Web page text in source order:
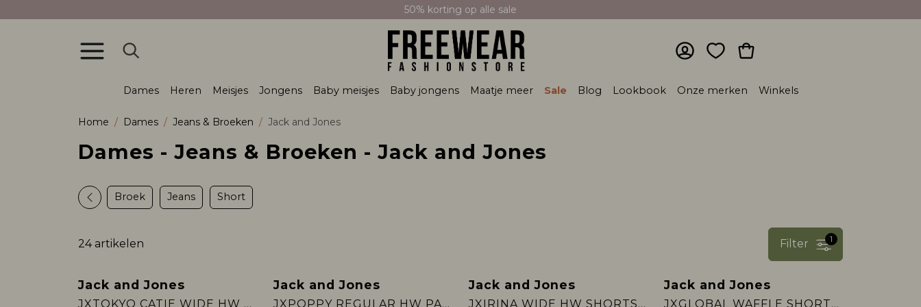
50% korting op alle sale
Dames Heren Meisjes Jongens Baby meisjes Baby jongens Maatje meer Sale Blog Lookbook Onze merken Winkels
Home Dames Jeans & Broeken Jack and Jones
Dames - Jeans & Broeken - Jack and Jones
Broek Jeans Short
24 artikelen 1
Filter
Nieuw
Jack and Jones
JXTOKYO CATIE WIDE HW R379 DNM
Nieuw
Jack and Jones
JXPOPPY REGULAR HW PANT NOOS
Jack and Jones
JXIRINA WIDE HW SHORTS DNM
Jack and Jones
JXGLOBAL WAFFLE SHORTS WVN